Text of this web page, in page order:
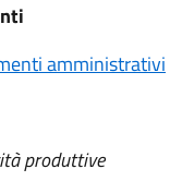
amministrativi
produttive